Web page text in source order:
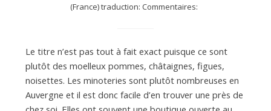
(France) traduction: Commentaires:
Le titre n’est pas tout à fait exact puisque ce sont
plutôt des moelleux pommes, châtaignes, figues,
noisettes. Les minoteries sont plutôt nombreuses en
Auvergne et il est donc facile d’en trouver une près de